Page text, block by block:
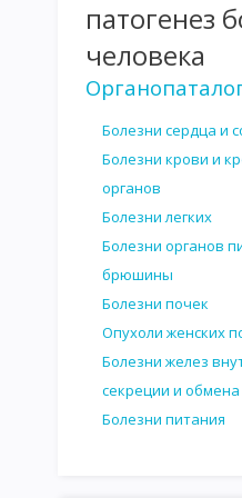
ОНКОГЕННЫЕ ВИРУСЫ
ВОЗБУДИТЕЛИ
САНИТАРНАЯ
САНИТАРНО-
САНИТАРНО -
ИССЛЕДОВАНИЕ
ИССЛЕДОВАНИЕ
ИССЛЕДОВАНИЕ
ГЕМАТОЛОГИЯ
патогенез
человека
Болезни сердца и
Болезни крови и
органов
Болезни легких
Болезни органов
брюшины
Болезни почек
Опухоли женских
Болезни желез
секреции и обмена
Болезни питания